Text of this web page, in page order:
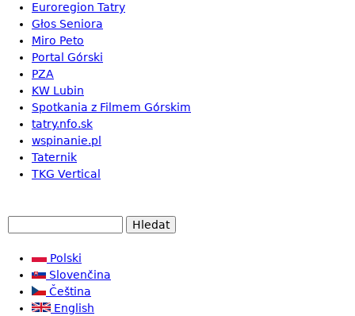
Euroregion Tatry
Głos Seniora
Miro Peto
Portal Górski
PZA
KW Lubin
Spotkania z Filmem Górskim
tatry.nfo.sk
wspinanie.pl
Taternik
TKG Vertical
Polski
Slovenčina
Čeština
English